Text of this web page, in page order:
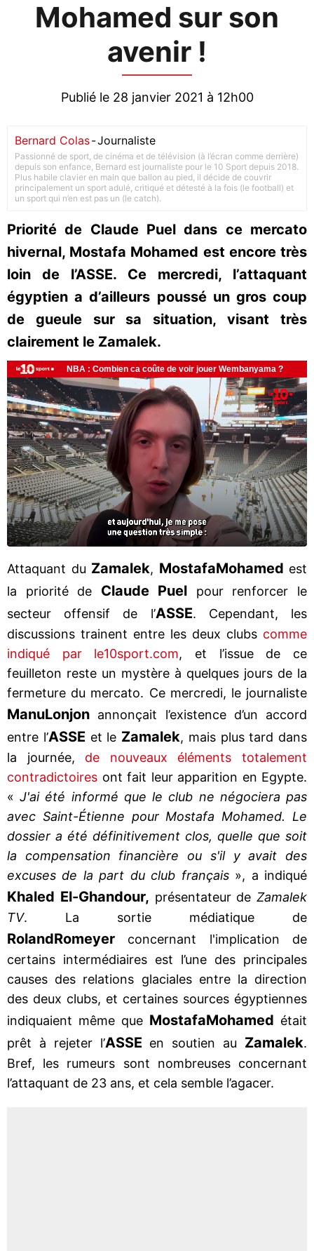
Mohamed sur son
avenir !
Publié le 28 janvier 2021 à 12h00
Bernard Colas-Journaliste
Passionné de sport, de cinéma et de télévision (à l’écran comme derrière)
depuis son enfance, Bernard est journaliste pour le 10 Sport depuis 2018.
Plus habile clavier en main que ballon au pied, il décide de couvrir
principalement un sport adulé, critiqué et détesté à la fois (le football) et
un sport qui n’en est pas un (le catch).
Priorité de Claude Puel dans ce mercato
hivernal, Mostafa Mohamed est encore très
loin de l’ASSE. Ce mercredi, l’attaquant
égyptien a d’ailleurs poussé un gros coup
de gueule sur sa situation, visant très
clairement le Zamalek.
Attaquant du Zamalek, MostafaMohamed est
la priorité de Claude Puel pour renforcer le
secteur offensif de l’ASSE. Cependant, les
discussions trainent entre les deux clubs comme
indiqué par le10sport.com, et l’issue de ce
feuilleton reste un mystère à quelques jours de la
fermeture du mercato. Ce mercredi, le journaliste
ManuLonjon annonçait l’existence d’un accord
entre l’ASSE et le Zamalek, mais plus tard dans
la journée, de nouveaux éléments totalement
contradictoires ont fait leur apparition en Egypte.
«J'ai été informé que le club ne négociera pas
avec Saint-Étienne pour Mostafa Mohamed. Le
dossier a été définitivement clos, quelle que soit
la compensation financière ou s'il y avait des
excuses de la part du club français», a indiqué
Khaled El-Ghandour, présentateur de Zamalek
TV. La sortie médiatique de
RolandRomeyer concernant l'implication de
certains intermédiaires est l’une des principales
causes des relations glaciales entre la direction
des deux clubs, et certaines sources égyptiennes
indiquaient même que MostafaMohamed était
prêt à rejeter l’ASSE en soutien au Zamalek.
Bref, les rumeurs sont nombreuses concernant
l’attaquant de 23 ans, et cela semble l’agacer.